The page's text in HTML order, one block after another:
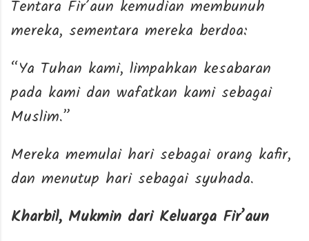
Tentara Fir’aun kemudian membunuh
mereka, sementara mereka berdoa:
“Ya Tuhan kami, limpahkan kesabaran
pada kami dan wafatkan kami sebagai
Muslim.”
Mereka memulai hari sebagai orang kafir,
dan menutup hari sebagai syuhada.
Kharbil, Mukmin dari Keluarga Fir’aun